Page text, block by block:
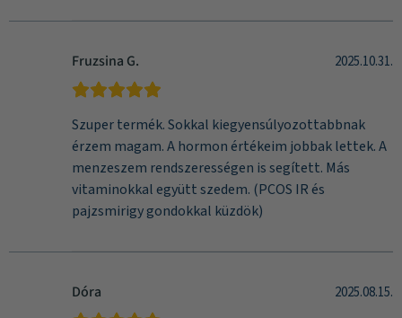
Fruzsina G. 2025.10.31.
Szuper termék. Sokkal kiegyensúlyozottabbnak
érzem magam. A hormon értékeim jobbak lettek. A
menzeszem rendszerességen is segített. Más
vitaminokkal együtt szedem. (PCOS IR és
pajzsmirigy gondokkal küzdök)
Dóra 2025.08.15.